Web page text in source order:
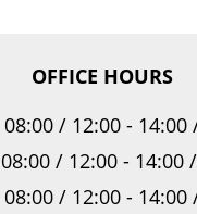
OFFICE HOURS
08:00 / 12:00 - 14:00
08:00 / 12:00 - 14:00
08:00 / 12:00 - 14:00